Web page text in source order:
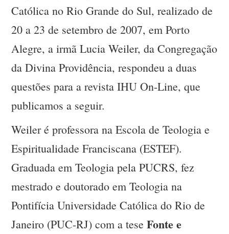
Católica no Rio Grande do Sul, realizado de
20 a 23 de setembro de 2007, em Porto
Alegre, a irmã Lucia Weiler, da Congregação
da Divina Providência, respondeu a duas
questões para a revista IHU On-Line, que
publicamos a seguir.
Weiler é professora na Escola de Teologia e
Espiritualidade Franciscana (ESTEF).
Graduada em Teologia pela PUCRS, fez
mestrado e doutorado em Teologia na
Pontifícia Universidade Católica do Rio de
Janeiro (PUC-RJ) com a teseFonte e